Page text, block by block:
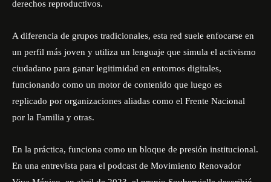
derechos reproductivos.
A diferencia de grupos tradicionales, esta red suele enfocarse en
un perfil más joven y utiliza un lenguaje que simula el activismo
ciudadano para ganar legitimidad en entornos digitales,
funcionando como un motor de contenido que luego es
replicado por organizaciones aliadas como el Frente Nacional
por la Familia y otras.
En la práctica, funciona como un bloque de presión institucional.
En una entrevista para el podcast de Movimiento Renovador